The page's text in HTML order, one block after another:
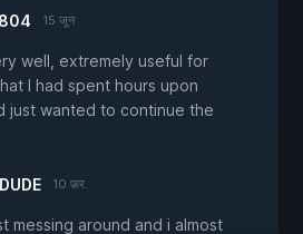
15 जून
well, extremely useful for
I had spent hours upon
just wanted to continue the
10 फ़र.
messing around and i almost